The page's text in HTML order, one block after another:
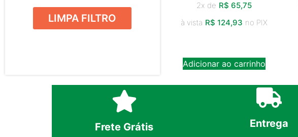
LIMPA FILTRO
2x de R$ 65,75
à vista R$ 124,93 no PIX
Adicionar ao carrinho
Frete Grátis Entrega